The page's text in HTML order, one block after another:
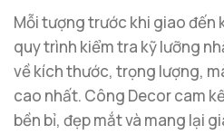
Mỗi tượng trước khi giao đến
quy trình kiểm tra kỹ lưỡng
về kích thước, trọng lượng,
cao nhất. Công Decor cam
bền bỉ, đẹp mắt và mang lại